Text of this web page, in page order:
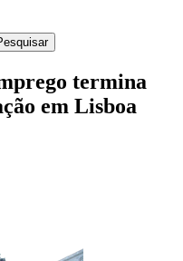
termina
em Lisboa